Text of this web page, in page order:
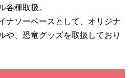
種取扱。
ナソーベースとして、オリジナ
や、恐竜グッズを取扱しており